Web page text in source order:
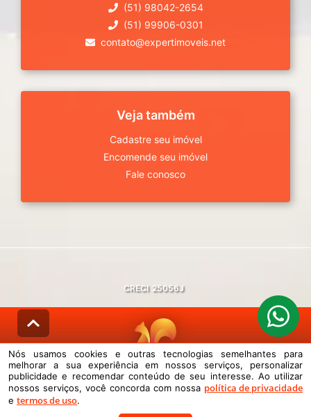
(51) 98042-2654
(51) 99906-0301
contato@expertimoveis.net
Veja também
Cadastre seu imóvel
Encomende seu imóvel
Fale conosco
CRECI 25056J
© DESENVOLVIDO PELAAGIL.NET
Nós usamos cookies e outras tecnologias semelhantes para melhorar a
sua experiência em nossos serviços, personalizar publicidade e
Nós usamos cookies e outras tecnologias semelhantes para
melhorar a sua experiência em nossos serviços, personalizar
publicidade e recomendar conteúdo de seu interesse. Ao utilizar
nossos serviços, você concorda com nossa política de privacidade
e termos de uso.